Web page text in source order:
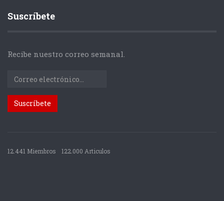
Suscríbete
Recibe nuestro correo semanal.
12.441 Miembros 122.000 Articulos